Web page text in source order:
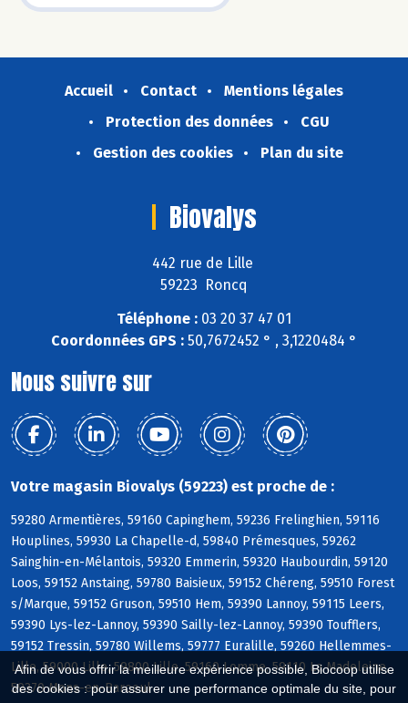
Afin de vous offrir la meilleure expérience possible, Biocoop utilise
des cookies : pour assurer une performance optimale du site, pour
Accueil Contact
Mentions légales
Protection des données
CGU
Gestion des cookies
Plan du site
Biovalys
442 rue de Lille
59223 Roncq
Téléphone : 03 20 37 47 01
Coordonnées GPS : 50,7672452 ° , 3,1220484 °
Nous suivre sur
Votre magasin Biovalys (59223) est proche de :
59280 Armentières, 59160 Capinghem, 59236 Frelinghien, 59116
Houplines, 59930 La Chapelle-d, 59840 Prémesques, 59262
Sainghin-en-Mélantois, 59320 Emmerin, 59320 Haubourdin, 59120
Loos, 59152 Anstaing, 59780 Baisieux, 59152 Chéreng, 59510 Forest
s/Marque, 59152 Gruson, 59510 Hem, 59390 Lannoy, 59115 Leers,
59390 Lys-lez-Lannoy, 59390 Sailly-lez-Lannoy, 59390 Toufflers,
59152 Tressin, 59780 Willems, 59777 Euralille, 59260 Hellemmes-
Lille, 59000 Lille, 59800 Lille, 59160 Lomme, 59110 La Madeleine,
59370 Mons-en-Baroeul